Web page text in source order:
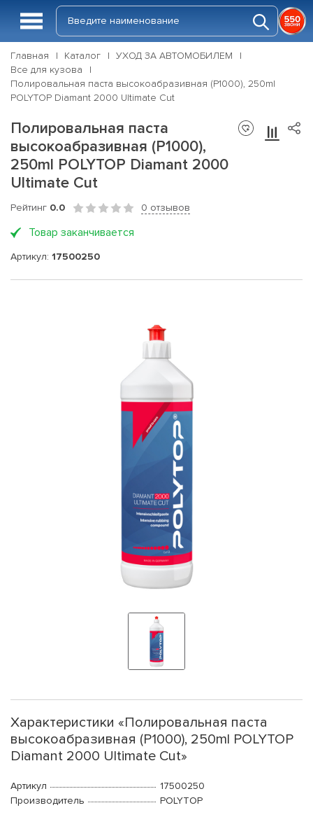
Главная Каталог
УХОД ЗА АВТОМОБИЛЕМ
Все для кузова
Полировальная паста высокоабразивная (P1000), 250ml
POLYTOP Diamant 2000 Ultimate Cut
Полировальная паста
высокоабразивная (P1000),
250ml POLYTOP Diamant 2000
Ultimate Cut
Рейтинг 0.0 0 отзывов
Товар заканчивается
Артикул: 17500250
Характеристики «Полировальная паста
высокоабразивная (P1000), 250ml POLYTOP
Diamant 2000 Ultimate Cut»
Артикул
17500250
Производитель
POLYTOP